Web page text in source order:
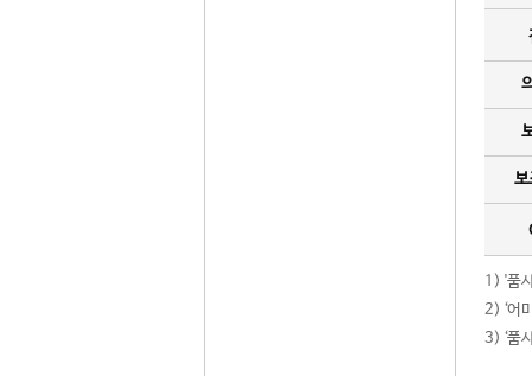
보
1) '품
2) ‘어
3) ‘품